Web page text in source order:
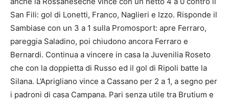
San Fili: gol di Lonetti, Franco, Naglieri e Izzo. Risponde il
Sambiase con un 3 a 1 sulla Promosport: apre Ferraro,
pareggia Saladino, poi chiudono ancora Ferraro e
Bernardi. Continua a vincere in casa la Juvenilia Roseto
che con la doppietta di Russo ed il gol di Ripoli batte la
Silana. L’Aprigliano vince a Cassano per 2 a 1, a segno per
i padroni di casa Campana. Pari senza utile tra Brutium e